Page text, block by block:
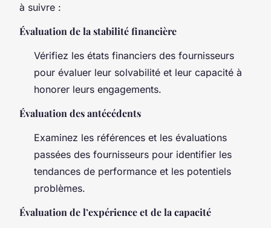
à suivre :
Évaluation de la stabilité financière
Vérifiez les états financiers des fournisseurs
pour évaluer leur solvabilité et leur capacité à
honorer leurs engagements.
Évaluation des antécédents
Examinez les références et les évaluations
passées des fournisseurs pour identifier les
tendances de performance et les potentiels
problèmes.
Évaluation de l’expérience et de la capacité